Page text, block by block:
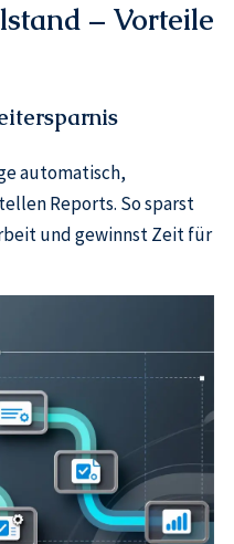
– Vorteile
automatisch,
Reports. So sparst
und gewinnst Zeit für